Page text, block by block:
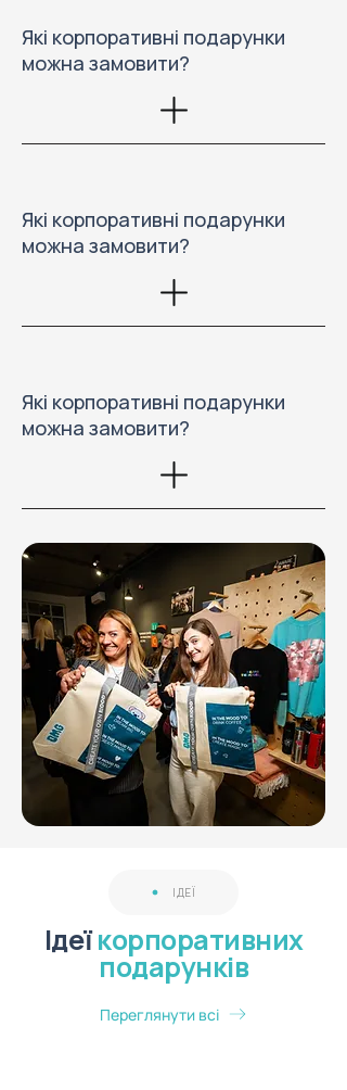
Які корпоративні подарунки
можна замовити?
Які корпоративні подарунки
можна замовити?
Які корпоративні подарунки
можна замовити?
ІДЕЇ
Ідеїкорпоративних
подарунків
Переглянути всі